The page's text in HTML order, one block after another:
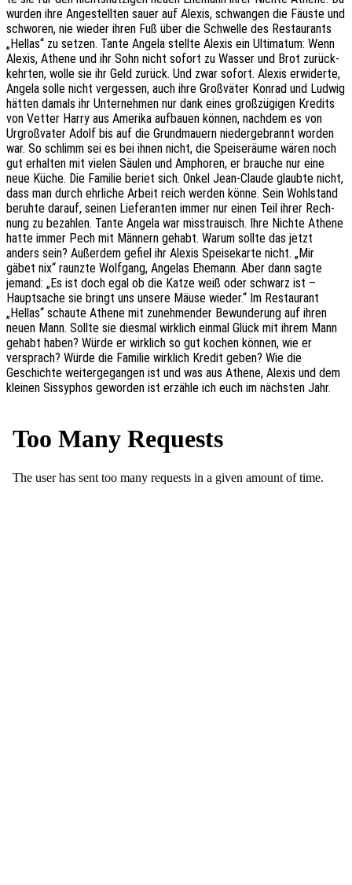
wurden ihre Ange­stell­ten sauer auf Alexis, schwan­gen die Fäuste und
schwo­ren, nie wieder ihren Fuß über die Schwel­le des Restau­rants
„Hellas“ zu setzen. Tante Angela stell­te Alexis ein Ulti­ma­tum: Wenn
Alexis, Athene und ihr Sohn nicht sofort zu Wasser und Brot zurück­
kehr­ten, wolle sie ihr Geld zurück. Und zwar sofort. Alexis erwi­der­te,
Angela solle nicht verges­sen, auch ihre Groß­vä­ter Konrad und Ludwig
hätten damals ihr Unter­neh­men nur dank eines groß­zü­gi­gen Kredits
von Vetter Harry aus Ameri­ka aufbau­en können, nach­dem es von
Urgroß­va­ter Adolf bis auf die Grund­mau­ern nieder­ge­brannt worden
war. So schlimm sei es bei ihnen nicht, die Spei­se­räu­me wären noch
gut erhal­ten mit vielen Säulen und Ampho­ren, er brau­che nur eine
neue Küche. Die Fami­lie beriet sich. Onkel Jean-Claude glaub­te nicht,
dass man durch ehrli­che Arbeit reich werden könne. Sein Wohl­stand
beruh­te darauf, seinen Liefe­ran­ten immer nur einen Teil ihrer Rech­
nung zu bezah­len. Tante Angela war miss­trau­isch. Ihre Nichte Athene
hatte immer Pech mit Männern gehabt. Warum sollte das jetzt
anders sein? Außer­dem gefiel ihr Alexis Spei­se­kar­te nicht. „Mir
gäbet nix“ raunz­te Wolf­gang, Ange­las Ehemann. Aber dann sagte
jemand: „Es ist doch egal ob die Katze weiß oder schwarz ist –
Haupt­sa­che sie bringt uns unsere Mäuse wieder.“ Im Restau­rant
„Hellas“ schau­te Athene mit zuneh­men­der Bewun­de­rung auf ihren
neuen Mann. Sollte sie dies­mal wirk­lich einmal Glück mit ihrem Mann
gehabt haben? Würde er wirk­lich so gut kochen können, wie er
versprach? Würde die Fami­lie wirk­lich Kredit geben? Wie die
Geschich­te weiter­ge­gan­gen ist und was aus Athene, Alexis und dem
klei­nen Sissy­phos gewor­den ist erzäh­le ich euch im nächs­ten Jahr.